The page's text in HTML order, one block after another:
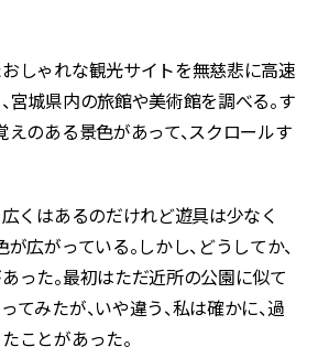
しゃれな観光サイトを無慈悲に高速
宮城県内の旅館や美術館を調べる。す
えのある景色があって、スクロールす
広くはあるのだけれど遊具は少なく
広がっている。しかし、どうしてか、
った。最初はただ近所の公園に似て
てみたが、いや違う、私は確かに、過
ことがあった。